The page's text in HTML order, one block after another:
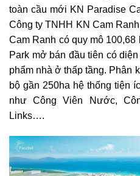
toàn cầu mới KN Paradise
Công ty TNHH KN Cam
Cam Ranh có quy mô
Park mở bán đầu tiên có
phẩm nhà ở thấp tầng. Phân
bộ gần 250ha hệ thống tiện
như Công Viên Nước,
Links….